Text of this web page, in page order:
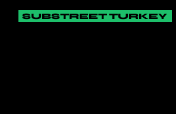
SUBSTREET TURKEY